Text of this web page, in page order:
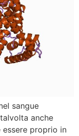
sangue
anche
essere proprio in